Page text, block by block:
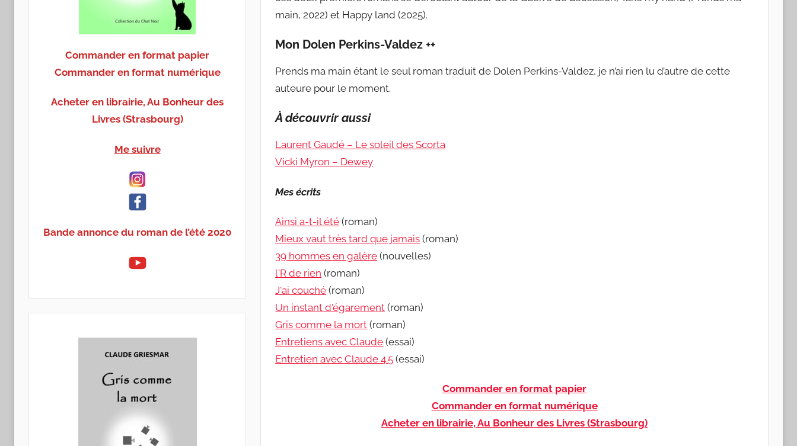
main, 2022) et Happy land (2025).
Mon Dolen Perkins-Valdez ++
Prends ma main étant le seul roman traduit de Dolen Perkins-Valdez, je n’ai rien lu d’autre de cette
auteure pour le moment.
À découvrir aussi
Laurent Gaudé – Le soleil des Scorta
Vicki Myron – Dewey
Mes écrits
Ainsi a-t-il été (roman)
Mieux vaut très tard que jamais (roman)
39 hommes en galère (nouvelles)
l'R de rien (roman)
J'ai couché (roman)
Un instant d'égarement (roman)
Gris comme la mort (roman)
Entretiens avec Claude (essai)
Entretien avec Claude 4.5 (essai)
Commander en format papier
Commander en format numérique
Acheter en librairie, Au Bonheur des Livres (Strasbourg)
Commander en format papier
Commander en format numérique
Acheter en librairie, Au Bonheur des
Livres (Strasbourg)
Me suivre
Bande annonce du roman de l’été 2020